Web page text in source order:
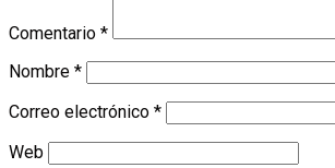
Comentario *
Nombre *
Correo electrónico *
Web